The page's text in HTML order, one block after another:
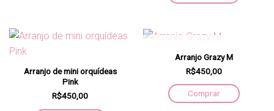
Arranjo de mini orquídeas
Pink
R$450,00
FORA DE ESTOQUE
Arranjo Grazy M
R$450,00
Comprar